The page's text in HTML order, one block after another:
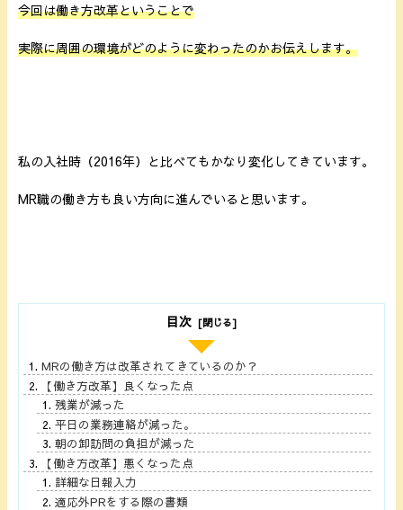
今回は働き方改革ということで
実際に周囲の環境がどのように変わったのかお伝えします。
私の入社時（2016年）と比べてもかなり変化してきています。
MR職の働き方も良い方向に進んでいると思います。
目次
MRの働き方は改革されてきているのか？
【働き方改革】良くなった点
残業が減った
平日の業務連絡が減った。
朝の卸訪問の負担が減った
【働き方改革】悪くなった点
詳細な日報入力
適応外PRをする際の書類